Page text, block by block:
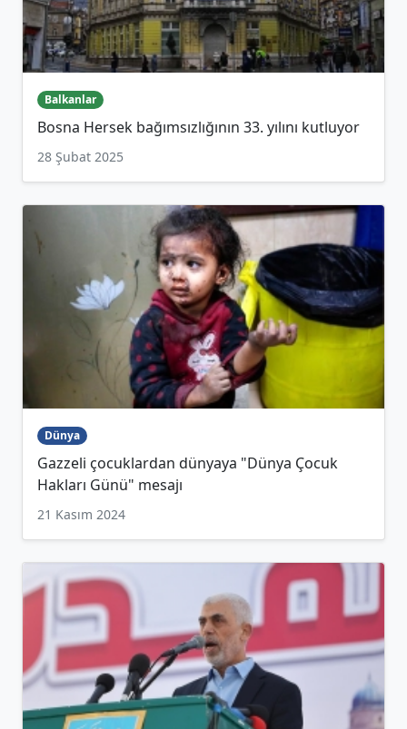
Balkanlar
Bosna Hersek bağımsızlığının 33. yılını kutluyor
28 Şubat 2025
Dünya
Gazzeli çocuklardan dünyaya "Dünya Çocuk
Hakları Günü" mesajı
21 Kasım 2024